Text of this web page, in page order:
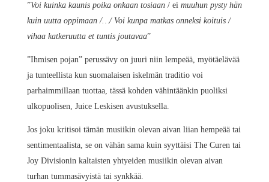
”Voi kuinka kaunis poika onkaan tosiaan/ ei muuhun pysty hän
kuin uutta oppimaan /…/ Voi kunpa matkas onneksi koituis /
vihaa katkeruutta et tuntis joutavaa”
”Ihmisen pojan” perussävy on juuri niin lempeää, myötäelävää
ja tunteellista kun suomalaisen iskelmän traditio voi
parhaimmillaan tuottaa, tässä kohden vähintäänkin puoliksi
ulkopuolisen, Juice Leskisen avustuksella.
Jos joku kritisoi tämän musiikin olevan aivan liian hempeää tai
sentimentaalista, se on vähän sama kuin syyttäisi The Curen tai
Joy Divisionin kaltaisten yhtyeiden musiikin olevan aivan
turhan tummasävyistä tai synkkää.